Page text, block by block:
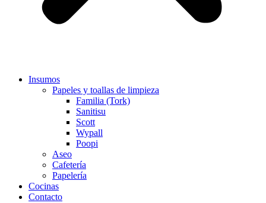
Insumos
Papeles y toallas de limpieza
Familia (Tork)
Sanitisu
Scott
Wypall
Poopi
Aseo
Cafetería
Papelería
Cocinas
Contacto